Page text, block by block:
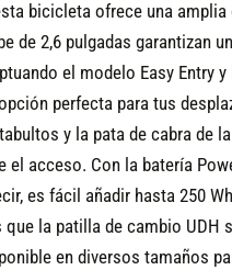
bicicleta ofrece una
de 2,6 pulgadas garantizan
el modelo Easy
perfecta para tus
y la pata de cabra de
acceso. Con la batería
es fácil añadir hasta 250
la patilla de cambio UDH
en diversos tamaños